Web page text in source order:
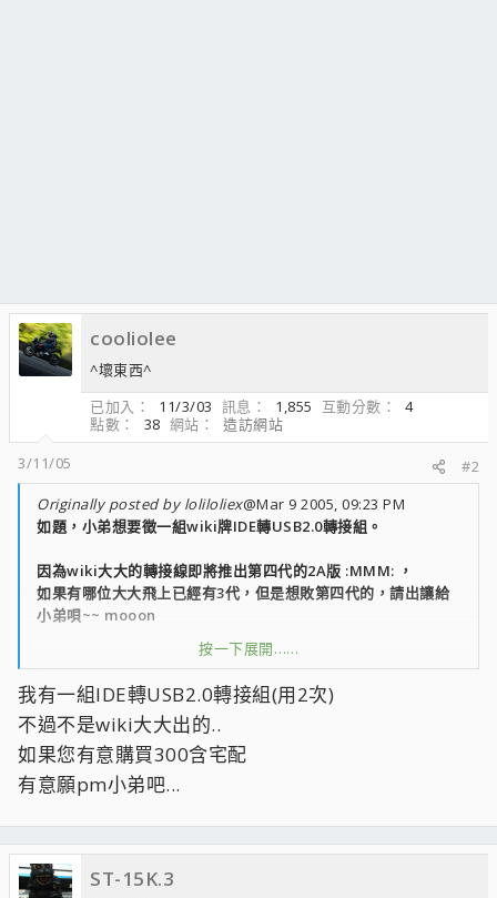
cooliolee
^壞東西^
已加入
11/3/03 訊息 1,855 互動分數
4
點數
38 網站
造訪網站
3/11/05
#2
Originally posted by loliloliex@Mar 9 2005, 09:23 PM
如題，小弟想要徵一組wiki牌IDE轉USB2.0轉接組。
因為wiki大大的轉接線即將推出第四代的2A版 :MMM: ，
如果有哪位大大飛上已經有3代，但是想敗第四代的，請出讓給
小弟唄~~ mooon
價格的話，目前預算是500元，最好是台中市面交，謝謝大家喔
^_^
按一下展開……
我有一組IDE轉USB2.0轉接組(用2次)
不過不是wiki大大出的..
如果您有意購買300含宅配
有意願pm小弟吧...
ST-15K.3